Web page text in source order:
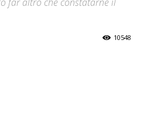
10548